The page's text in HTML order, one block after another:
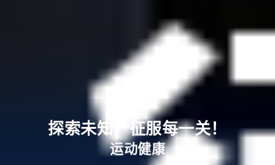
探索未知，征服每一关！
运动健康